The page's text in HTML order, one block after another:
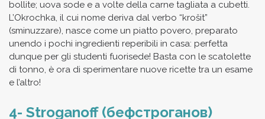
bollite; uova sode e a volte della carne tagliata a cubetti.
L’Okrochka, il cui nome deriva dal verbo “krošit”
(sminuzzare), nasce come un piatto povero, preparato
unendo i pochi ingredienti reperibili in casa: perfetta
dunque per gli studenti fuorisede! Basta con le scatolette
di tonno, è ora di sperimentare nuove ricette tra un esame
e l’altro!
4- Stroganoff (бефстроганов)